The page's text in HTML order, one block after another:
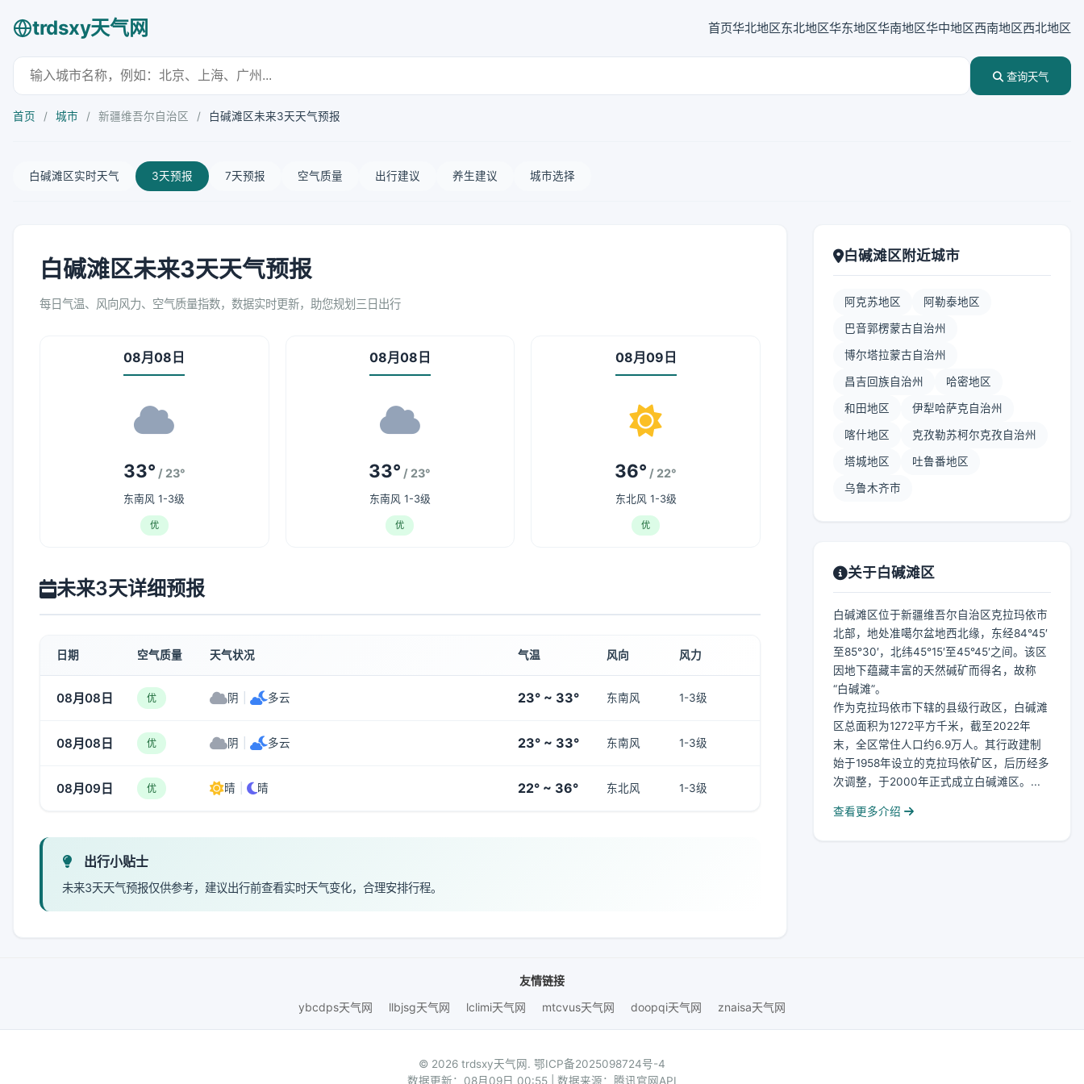
trdsxy天气网 首页华北地区东北地区华东地区华南地区华中地区西南地区西北地区
查询天气
首页 / 城市 / 新疆维吾尔自治区 / 白碱滩区未来3天天气预报
白碱滩区实时天气 3天预报 7天预报 空气质量 出行建议 养生建议 城市选择
白碱滩区未来3天天气预报
每日气温、风向风力、空气质量指数，数据实时更新，助您规划三日出行
08月08日
33° / 23°
东南风 1-3级
优
08月08日
33° / 23°
东南风 1-3级
优
08月09日
36° / 22°
东北风 1-3级
优
未来3天详细预报
日期 空气质量 天气状况 气温 风向 风力
08月08日 优 阴 多云 23° ~ 33° 东南风 1-3级
08月08日 优 阴 多云 23° ~ 33° 东南风 1-3级
08月09日 优 晴 晴 22° ~ 36° 东北风 1-3级
出行小贴士
未来3天天气预报仅供参考，建议出行前查看实时天气变化，合理安排行程。
白碱滩区附近城市
阿克苏地区 阿勒泰地区
巴音郭楞蒙古自治州
博尔塔拉蒙古自治州
昌吉回族自治州 哈密地区
和田地区 伊犁哈萨克自治州
喀什地区 克孜勒苏柯尔克孜自治州
塔城地区 吐鲁番地区
乌鲁木齐市
关于白碱滩区
白碱滩区位于新疆维吾尔自治区克拉玛依市
北部，地处准噶尔盆地西北缘，东经84°45′
至85°30′，北纬45°15′至45°45′之间。该区
因地下蕴藏丰富的天然碱矿而得名，故称
“白碱滩”。
作为克拉玛依市下辖的县级行政区，白碱滩
区总面积为1272平方千米，截至2022年
末，全区常住人口约6.9万人。其行政建制
始于1958年设立的克拉玛依矿区，后历经多
次调整，于2000年正式成立白碱滩区。...
查看更多介绍
友情链接
ybcdps天气网
llbjsg天气网 lclimi天气网 mtcvus天气网 doopqi天气网 znaisa天气网
© 2026 trdsxy天气网. 鄂ICP备2025098724号-4
数据更新：08月09日 00:55 | 数据来源：腾讯官网API